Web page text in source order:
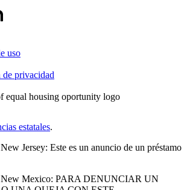
uso
privacidad
estatales.
Jersey: Este es un anuncio de un préstamo
New Mexico: PARA DENUNCIAR UN